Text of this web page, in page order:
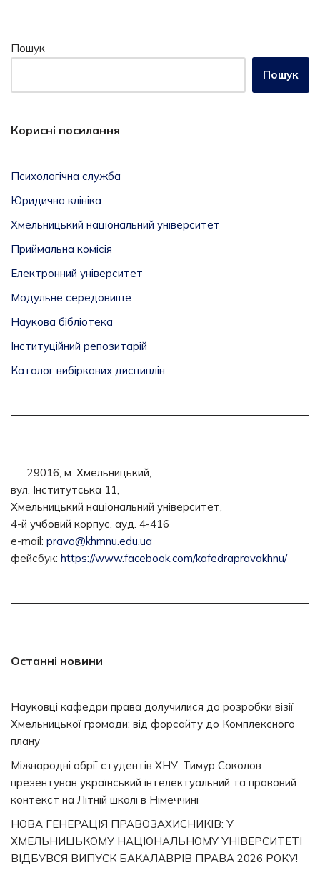
Пошук
Пошук
Корисні посилання
Психологічна служба
Юридична клініка
Хмельницький національний університет
Приймальна комісія
Електронний університет
Модульне середовище
Наукова бібліотека
Інституційний репозитарій
Каталог вибіркових дисциплін
29016, м. Хмельницький,
вул. Інститутська 11,
Хмельницький національний університет,
4-й учбовий корпус, ауд. 4-416
e-mail: pravo@khmnu.edu.ua
фейсбук: https://www.facebook.com/kafedrapravakhnu/
Останні новини
Науковці кафедри права долучилися до розробки візії
Хмельницької громади: від форсайту до Комплексного
плану
Міжнародні обрії студентів ХНУ: Тимур Соколов
презентував український інтелектуальний та правовий
контекст на Літній школі в Німеччині
НОВА ГЕНЕРАЦІЯ ПРАВОЗАХИСНИКІВ: У
ХМЕЛЬНИЦЬКОМУ НАЦІОНАЛЬНОМУ УНІВЕРСИТЕТІ
ВІДБУВСЯ ВИПУСК БАКАЛАВРІВ ПРАВА 2026 РОКУ!